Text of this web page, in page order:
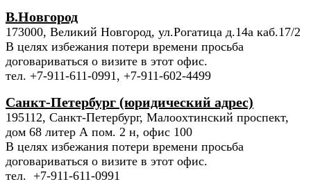
В.Новгород
173000, Великий Новгород, ул.Рогатица д.14а каб.17/2
В целях избежания потери времени просьба
договариваться о визите в этот офис.
тел. +7-911-611-0991, +7-911-602-4499
Санкт-Петербург (юридический адрес)
195112, Санкт-Петербург, Малоохтинский проспект,
дом 68 литер А пом. 2 н, офис 100
В целях избежания потери времени просьба
договариваться о визите в этот офис.
тел. +7-911-611-0991